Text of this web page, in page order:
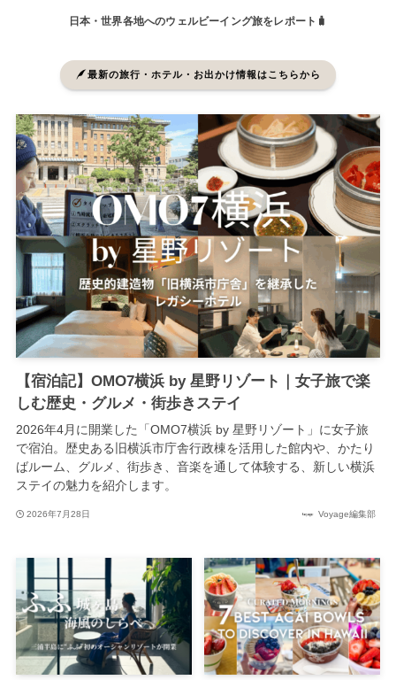
日本・世界各地へのウェルビーイング旅をレポート🧳
最新の旅行・ホテル・お出かけ情報はこちらから
【宿泊記】OMO7横浜 by 星野リゾート｜女子旅で楽
しむ歴史・グルメ・街歩きステイ
2026年4月に開業した「OMO7横浜 by 星野リゾート」に女子旅
で宿泊。歴史ある旧横浜市庁舎行政棟を活用した館内や、かたり
ばルーム、グルメ、街歩き、音楽を通して体験する、新しい横浜
ステイの魅力を紹介します。
2026年7月28日 Voyage編集部